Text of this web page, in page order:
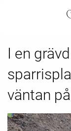
I en
väntan